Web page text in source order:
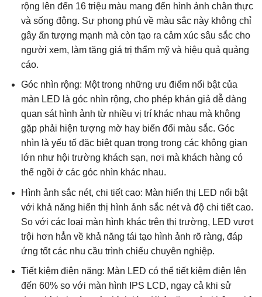
rộng lên đến 16 triệu màu mang đến hình ảnh chân thực
và sống động. Sự phong phú về màu sắc này không chỉ
gây ấn tượng mạnh mà còn tạo ra cảm xúc sâu sắc cho
người xem, làm tăng giá trị thẩm mỹ và hiệu quả quảng
cáo.
Góc nhìn rộng: Một trong những ưu điểm nổi bật của
màn LED là góc nhìn rộng, cho phép khán giả dễ dàng
quan sát hình ảnh từ nhiều vị trí khác nhau mà không
gặp phải hiện tượng mờ hay biến đổi màu sắc. Góc
nhìn là yếu tố đặc biệt quan trọng trong các không gian
lớn như hội trường khách sạn, nơi mà khách hàng có
thể ngồi ở các góc nhìn khác nhau.
Hình ảnh sắc nét, chi tiết cao: Màn hiển thị LED nổi bật
với khả năng hiển thị hình ảnh sắc nét và độ chi tiết cao.
So với các loại màn hình khác trên thị trường, LED vượt
trội hơn hẳn về khả năng tái tạo hình ảnh rõ ràng, đáp
ứng tốt các nhu cầu trình chiếu chuyên nghiệp.
Tiết kiệm điện năng: Màn LED có thể tiết kiệm điện lên
đến 60% so với màn hình IPS LCD, ngay cả khi sử